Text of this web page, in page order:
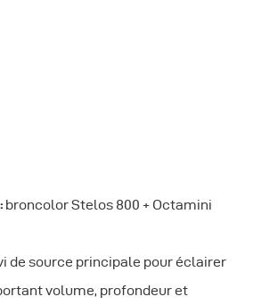
broncolor Stelos 800 + Octamini
de source principale pour éclairer
volume, profondeur et